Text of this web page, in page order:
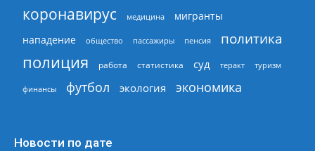
коронавирус медицина
мигранты
нападение
общество пассажиры пенсия политика
полиция работа статистика суд теракт туризм
финансы футбол экология экономика
Новости по дате